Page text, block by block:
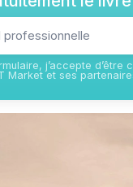
j’accepte d’être
Market et ses